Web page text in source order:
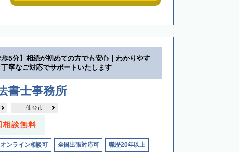
歩5分】相続が初めての方でも安心｜わかりやす
寧なご対応でサポートいたします
書士事務所
仙台市
相談無料
オンライン相談可 全国出張対応可 職歴20年以上